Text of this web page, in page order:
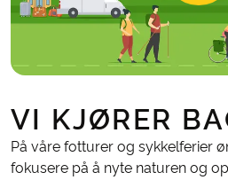
VI KJØRER
På våre fotturer og sykkelferier
fokusere på å nyte naturen og